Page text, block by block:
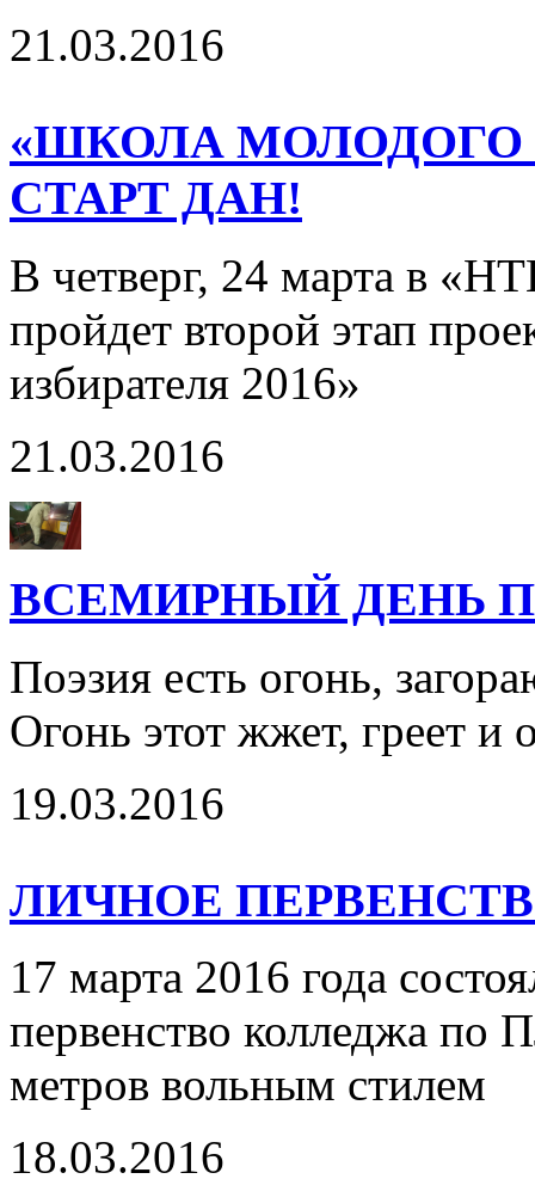
21.03.2016
«ШКОЛА МОЛОДОГО
СТАРТ ДАН!
В четверг, 24 марта в
пройдет второй этап
избирателя 2016»
21.03.2016
ВСЕМИРНЫЙ ДЕНЬ
Поэзия есть огонь,
Огонь этот жжет, греет
19.03.2016
ЛИЧНОЕ
17 марта 2016 года
первенство колледжа
метров вольным стилем
18.03.2016